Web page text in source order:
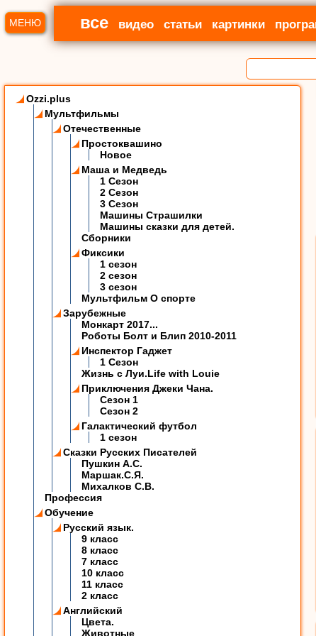
МЕНЮ все видео статьи картинки
Ozzi.plus
Мультфильмы
Отечественные
Простоквашино
Новое
Маша и Медведь
1 Сезон
2 Сезон
3 Сезон
Машины Страшилки
Машины сказки для детей.
Сборники
Фиксики
1 сезон
2 сезон
3 сезон
Мультфильм О спорте
Зарубежные
Монкарт 2017...
Роботы Болт и Блип 2010-2011
Инспектор Гаджет
1 Сезон
Жизнь с Луи.Life with Louie
Приключения Джеки Чана.
Сезон 1
Сезон 2
Галактический футбол
1 сезон
Сказки Русских Писателей
Пушкин А.С.
Маршак.С.Я.
Михалков С.В.
Профессия
Обучение
Русский язык.
9 класс
8 класс
7 класс
10 класс
11 класс
2 класс
Английский
Цвета.
Животные